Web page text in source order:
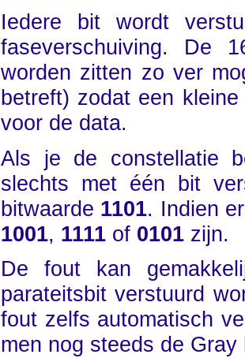
Iedere bit wordt
faseverschuiving. De
worden zitten zo ver
betreft) zodat een
voor de data.
Als je de constellatie
slechts met één bit
bitwaarde 1101. Indien
1001, 1111 of 0101 zijn.
De fout kan
parateitsbit verstuurd
fout zelfs automatisch
men nog steeds de